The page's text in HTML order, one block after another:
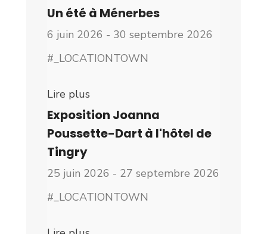
Un été à Ménerbes
6 juin 2026 - 30 septembre 2026
#_LOCATIONTOWN
Lire plus
Exposition Joanna
Poussette-Dart à l'hôtel de
Tingry
25 juin 2026 - 27 septembre 2026
#_LOCATIONTOWN